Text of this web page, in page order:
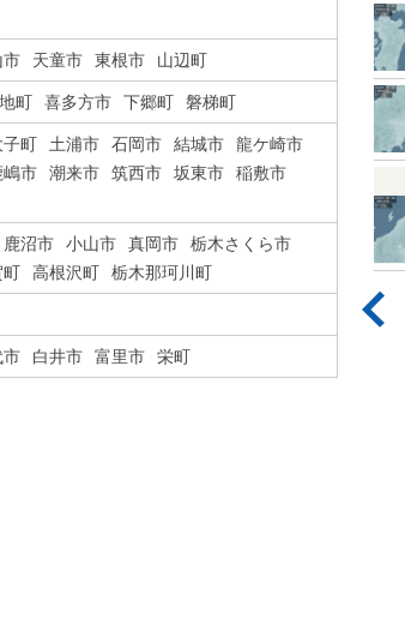
市 天童市 東根市 山辺町
町 喜多方市 下郷町 磐梯町
子町 土浦市 石岡市 結城市
龍ケ崎市
嶋市 潮来市 筑西市 坂東市
稲敷市
鹿沼市 小山市 真岡市
栃木さくら市
町 高根沢町 栃木那珂川町
市 白井市 富里市 栄町